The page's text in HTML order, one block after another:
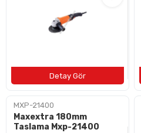
MXP-21400
Maxextra 180mm
Taslama Mxp-21400